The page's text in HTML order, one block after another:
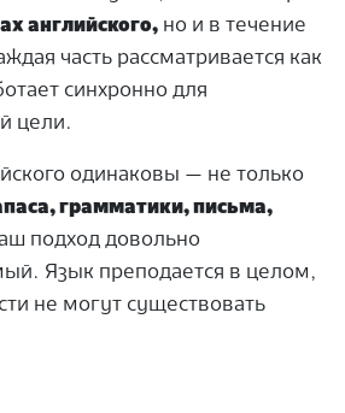
английского, но и в течение
часть рассматривается как
синхронно для
цели.
одинаковы — не только
грамматики, письма,
подход довольно
Язык преподается в целом,
не могут существовать